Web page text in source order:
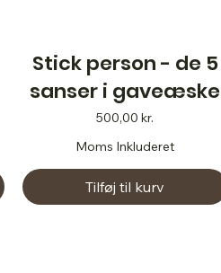
Stick person - de 5
sanser i gaveæske
Pris
500,00 kr.
Moms Inkluderet
Tilføj til kurv